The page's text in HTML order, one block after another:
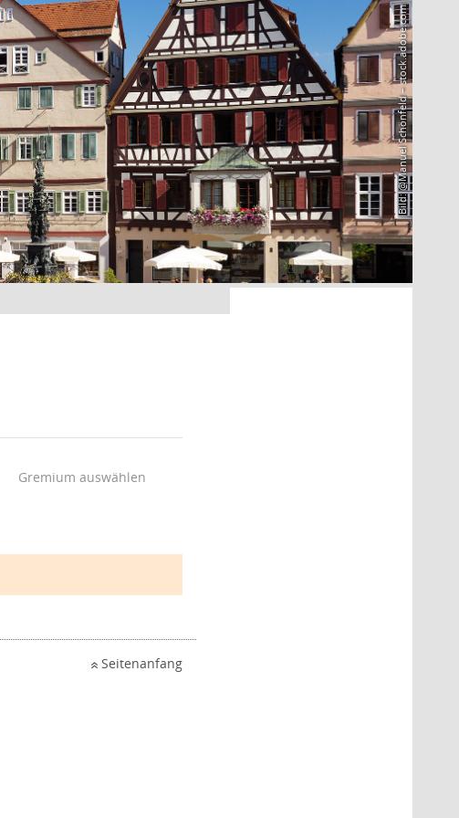
Bild: @Manuel Schönfeld – stock.adobe.com
Gremium auswählen
Seitenanfang